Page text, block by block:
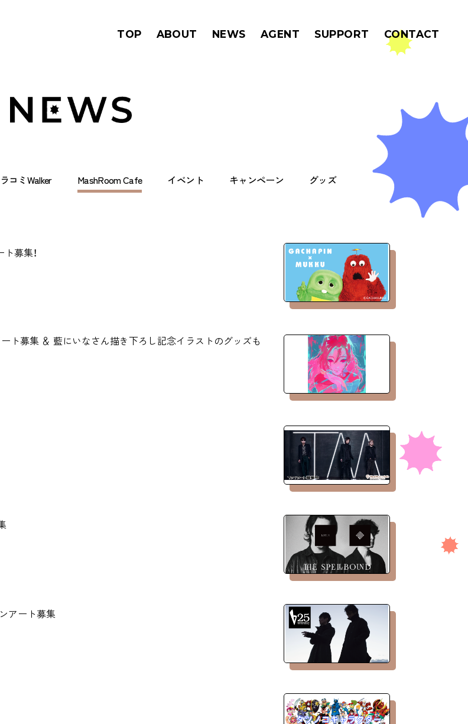
TOP ABOUT NEWS AGENT SUPPORT CONTACT
CONTACT
MENU
コミWalker MashRoom Cafe イベント キャンペーン グッズ
募集！
ート募集 ＆ 藍にいなさん描き下ろし記念イラストのグッズも
アート募集